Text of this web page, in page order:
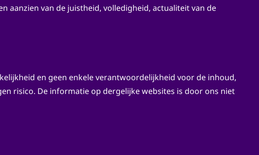
aanzien van de juistheid, volledigheid, actualiteit van de
en geen enkele verantwoordelijkheid voor de inhoud,
risico. De informatie op dergelijke websites is door ons niet